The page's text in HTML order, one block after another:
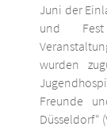
Juni der
und
wurden
Freunde
Düsseldorf“